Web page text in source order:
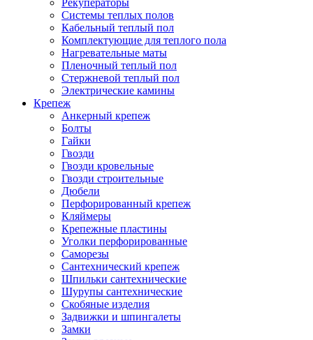
Системы теплых полов
Кабельный теплый пол
Комплектующие для теплого пола
Нагревательные маты
Пленочный теплый пол
Стержневой теплый пол
Электрические камины
Крепеж
Анкерный крепеж
Болты
Гайки
Гвозди
Гвозди кровельные
Гвозди строительные
Дюбели
Перфорированный крепеж
Кляймеры
Крепежные пластины
Уголки перфорированные
Саморезы
Сантехнический крепеж
Шпильки сантехнические
Шурупы сантехнические
Скобяные изделия
Задвижки и шпингалеты
Замки